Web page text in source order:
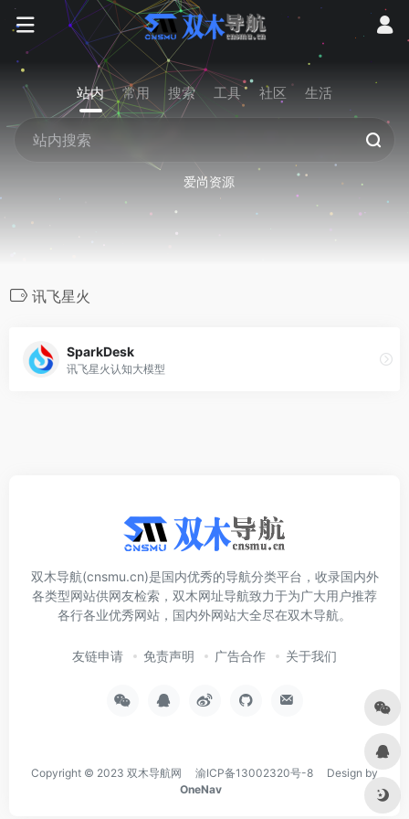
站内 常用 搜索 工具 社区 生活
爱尚资源
讯飞星火
SparkDesk
讯飞星火认知大模型
双木导航(cnsmu.cn)是国内优秀的导航分类平台，收录国内外
各类型网站供网友检索，双木网址导航致力于为广大用户推荐
各行各业优秀网站，国内外网站大全尽在双木导航。
友链申请 免责声明 广告合作 关于我们
Copyright © 2023 双木导航网 渝ICP备13002320号-8 Design by
OneNav